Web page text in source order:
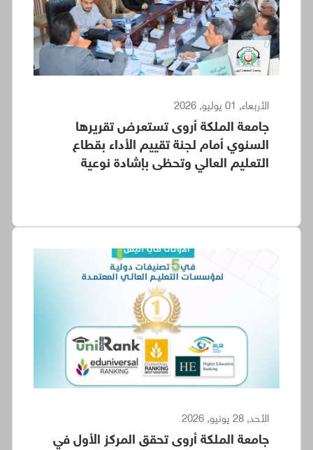
الأربعاء, 01 يوليو, 2026
جامعة الملكة أروى تستعرض تقريرها
السنوي أمام لجنة تقييم الأداء بقطاع
التعليم العالي وتحظى بإشادة نوعية
الأحد, 28 يونيو, 2026
جامعة الملكة أروى تحقق المركز الأول في